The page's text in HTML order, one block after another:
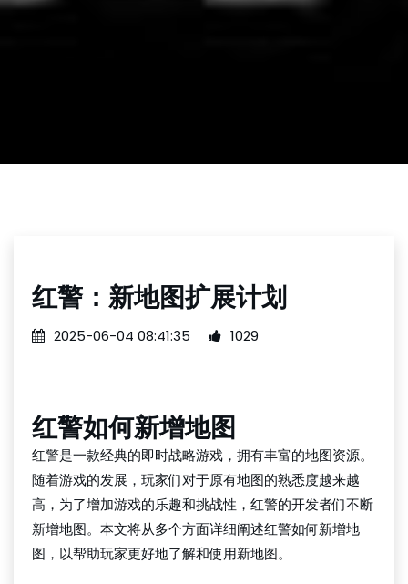
红警：新地图扩展计划
2025-06-04 08:41:35 1029
红警如何新增地图
红警是一款经典的即时战略游戏，拥有丰富的地图资源。
随着游戏的发展，玩家们对于原有地图的熟悉度越来越
高，为了增加游戏的乐趣和挑战性，红警的开发者们不断
新增地图。本文将从多个方面详细阐述红警如何新增地
图，以帮助玩家更好地了解和使用新地图。